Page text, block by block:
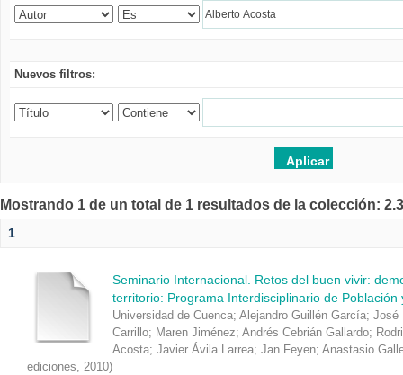
Nuevos filtros:
Mostrando 1 de un total de 1 resultados de la colección:
1
Seminario Internacional. Retos del buen vivir:
territorio: Programa Interdisciplinario de
Universidad de Cuenca; Alejandro Guillén García; José
Carrillo; Maren Jiménez; Andrés Cebrián Gallardo;
Acosta; Javier Ávila Larrea; Jan Feyen; Anastasio
ediciones, 2010)